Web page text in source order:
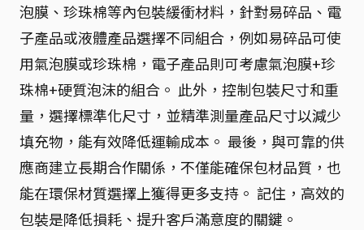
泡膜、珍珠棉等內包裝緩衝材料，針對易碎品、電
子產品或液體產品選擇不同組合，例如易碎品可使
用氣泡膜或珍珠棉，電子產品則可考慮氣泡膜+珍
珠棉+硬質泡沫的組合。 此外，控制包裝尺寸和重
量，選擇標準化尺寸，並精準測量產品尺寸以減少
填充物，能有效降低運輸成本。 最後，與可靠的供
應商建立長期合作關係，不僅能確保包材品質，也
能在環保材質選擇上獲得更多支持。 記住，高效的
包裝是降低損耗、提升客戶滿意度的關鍵。